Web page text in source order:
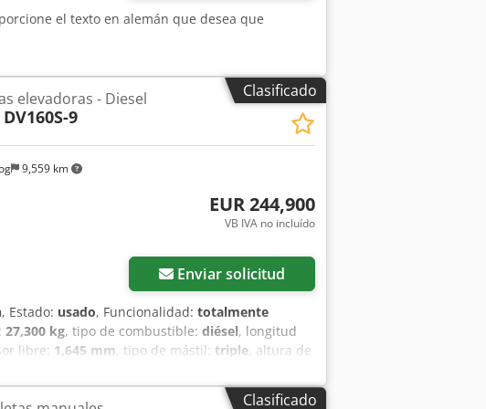
el texto en alemán que desea que
Clasificado
9,559 km
elevadoras - Diesel
DV160S-9
EUR 244,900
VB IVA no incluído
Enviar solicitud
, Estado: usado, Funcionalidad: totalmente
27,300 kg, tipo de combustible: diésel, longitud
libre: 1,645 mm, tipo de mástil: triple, altura de
mm
, ancho de construcción:2,540 mm, Carretilla
Clasificado